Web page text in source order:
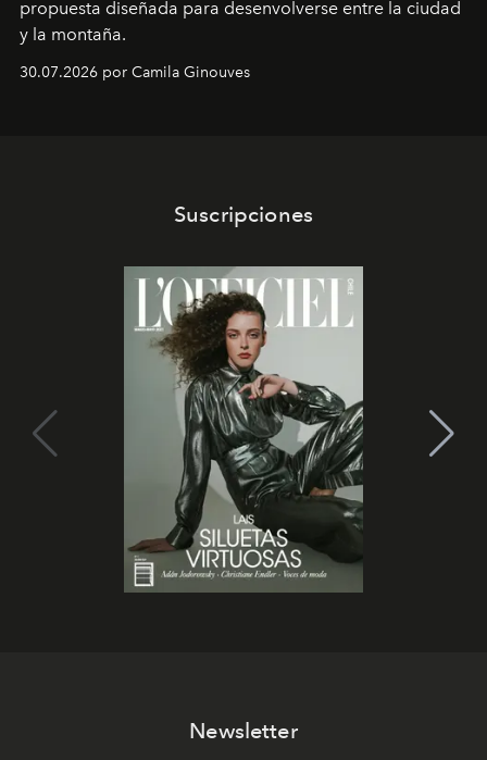
propuesta diseñada para desenvolverse entre la ciudad
y la montaña.
30.07.2026 por Camila Ginouves
Suscripciones
Newsletter